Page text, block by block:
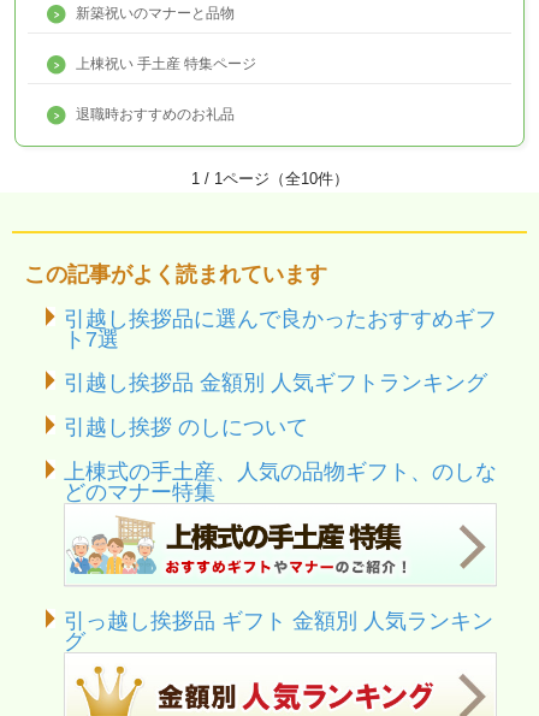
新築祝いのマナーと品物
上棟祝い 手土産 特集ページ
退職時おすすめのお礼品
1 / 1ページ（全10件）
この記事がよく読まれています
引越し挨拶品に選んで良かったおすすめギフ
ト7選
引越し挨拶品 金額別 人気ギフトランキング
引越し挨拶 のしについて
上棟式の手土産、人気の品物ギフト、のしな
どのマナー特集
引っ越し挨拶品 ギフト 金額別 人気ランキン
グ